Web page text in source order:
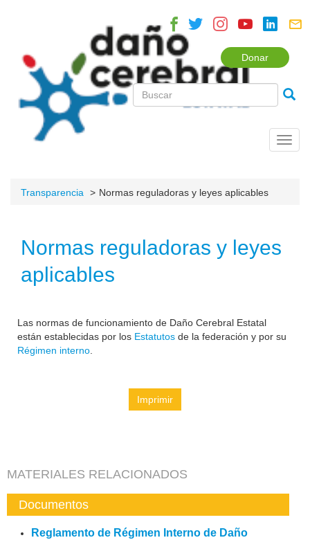
Donar
Transparencia Normas reguladoras y leyes aplicables
Normas reguladoras y leyes
aplicables
Las normas de funcionamiento de Daño Cerebral Estatal
están establecidas por los Estatutos de la federación y por su
Régimen interno
Imprimir
MATERIALES RELACIONADOS
Documentos
Reglamento de Régimen Interno de Daño